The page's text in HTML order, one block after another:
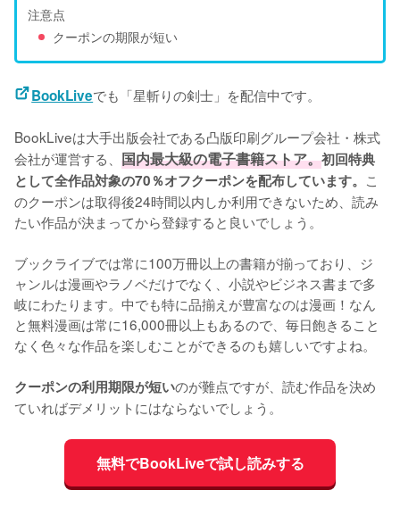
注意点
クーポンの期限が短い
BookLiveでも「星斬りの剣士」を配信中です。
BookLiveは大手出版会社である凸版印刷グループ会社・株式
会社が運営する、 国内最大級の電子書籍ストア。初回特典
として全作品対象の70％オフクーポンを配布しています。 こ
のクーポンは取得後24時間以内しか利用できないため、読み
たい作品が決まってから登録すると良いでしょう。
ブックライブでは常に100万冊以上の書籍が揃っており、ジ
ャンルは漫画やラノベだけでなく、小説やビジネス書まで多
岐にわたります。中でも特に品揃えが豊富なのは漫画！なん
と無料漫画は常に16,000冊以上もあるので、毎日飽きること
なく色々な作品を楽しむことができるのも嬉しいですよね。
クーポンの利用期限が短いのが難点ですが、読む作品を決め
ていればデメリットにはならないでしょう。
無料でBookLiveで試し読みする